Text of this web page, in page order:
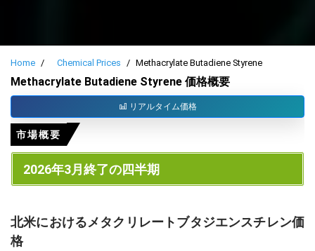
Home Chemical Prices Methacrylate Butadiene Styrene
Methacrylate Butadiene Styrene 価格概要
リアルタイム価格
市場概要
2026年3月終了の四半期
北米におけるメタクリレートブタジエンスチレン価
格